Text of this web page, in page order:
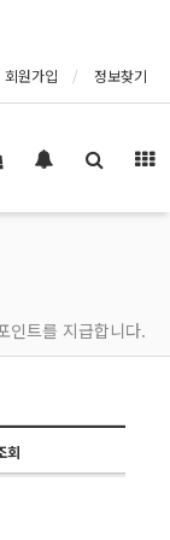
회원가입 정보찾기
트를 지급합니다.
회